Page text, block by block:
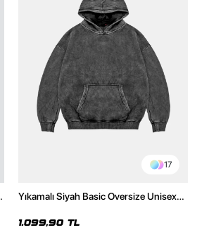
17
Yıkamalı Siyah Basic Oversize Unisex
1.099,90 TL